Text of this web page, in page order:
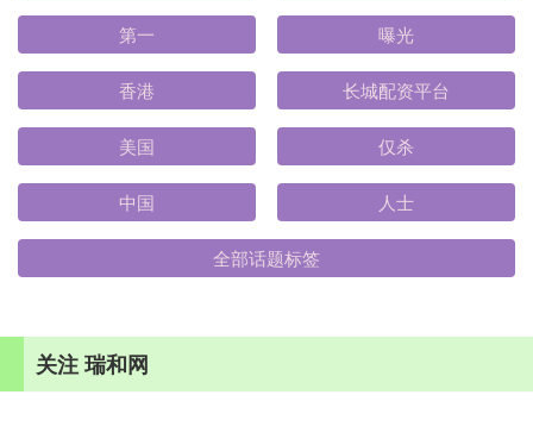
第一 曝光
香港 长城配资平台
美国 仅杀
中国 人士
全部话题标签
关注 瑞和网